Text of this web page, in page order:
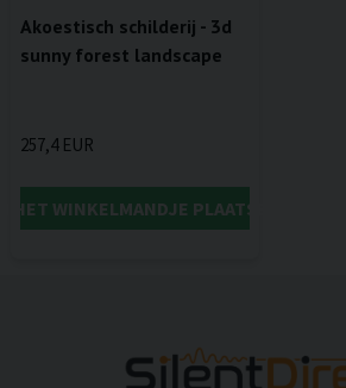
Akoestisch schilderij - 3d
sunny forest landscape
257,4 EUR
HET WINKELMANDJE PLAATSEN